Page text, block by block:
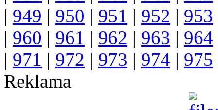
| 949 | 950 | 951 | 952 | 953
| 960 | 961 | 962 | 963 | 964
| 971 | 972 | 973 | 974 | 975
Reklama